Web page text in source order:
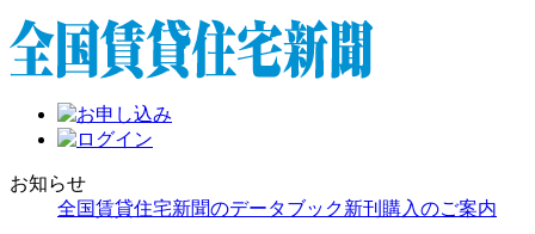
お知らせ
全国賃貸住宅新聞のデータブック新刊購入のご案内